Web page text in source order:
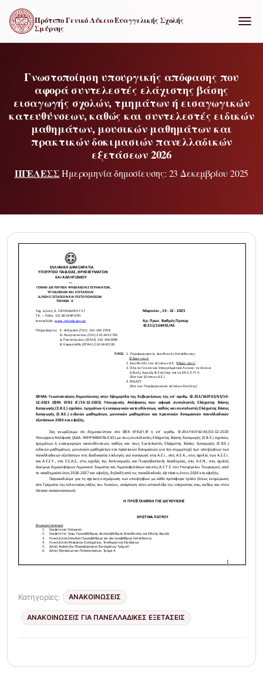
Πρότυπο Γενικό Λύκειο Ευαγγελικής Σχολής
Σμύρνης
Γνωστοποίηση υπουργικής απόφασης που
αφορά συντελεστές ελάχιστης βάσης
εισαγωγής σχολών, τμημάτων ή εισαγωγικών
κατευθύνσεων, καθώς και συντελεστές ειδικών
μαθημάτων, μουσικών μαθημάτων και
πρακτικών δοκιμασιών πανελλαδικών
εξετάσεων 2026
ΠΓΕΛΕΣΣΗμερομηνία δημοσίευσης: 23 Δεκεμβρίου 2025
Κατηγορίες: ΑΝΑΚΟΙΝΩΣΕΙΣ
ΑΝΑΚΟΙΝΏΣΕΙΣ ΓΙΑ ΠΑΝΕΛΛΑΔΙΚΈΣ ΕΞΕΤΆΣΕΙΣ